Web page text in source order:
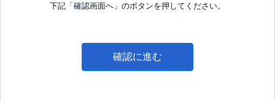
下記「確認画面へ」のボタンを押してください。